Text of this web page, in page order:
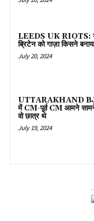
LEEDS UK RIOTS:
ब्रिटेन को गाज़ा किसने
July 20, 2024
UTTARAKHAND
में CM-पूर्व CM आमने
वो छात्र थे
July 19, 2024
-